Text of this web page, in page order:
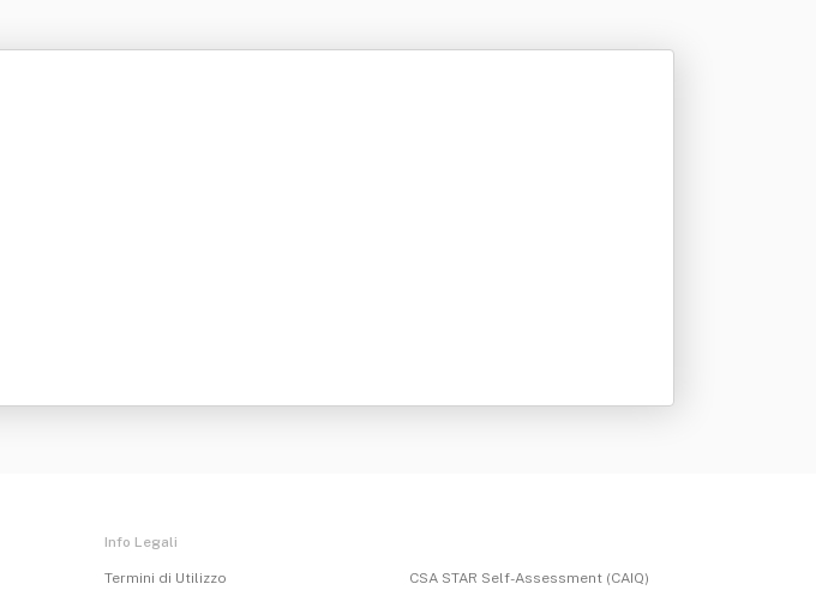
Info Legali
Termini di Utilizzo CSA STAR Self-Assessment (CAIQ)